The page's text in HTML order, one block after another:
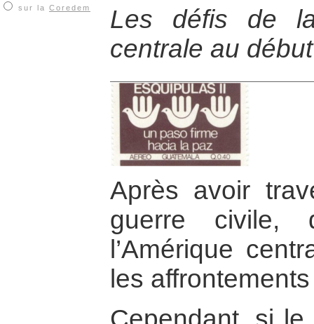
sur la Coredem
Les défis de
centrale au
Après avoir
guerre
l’Amérique
les